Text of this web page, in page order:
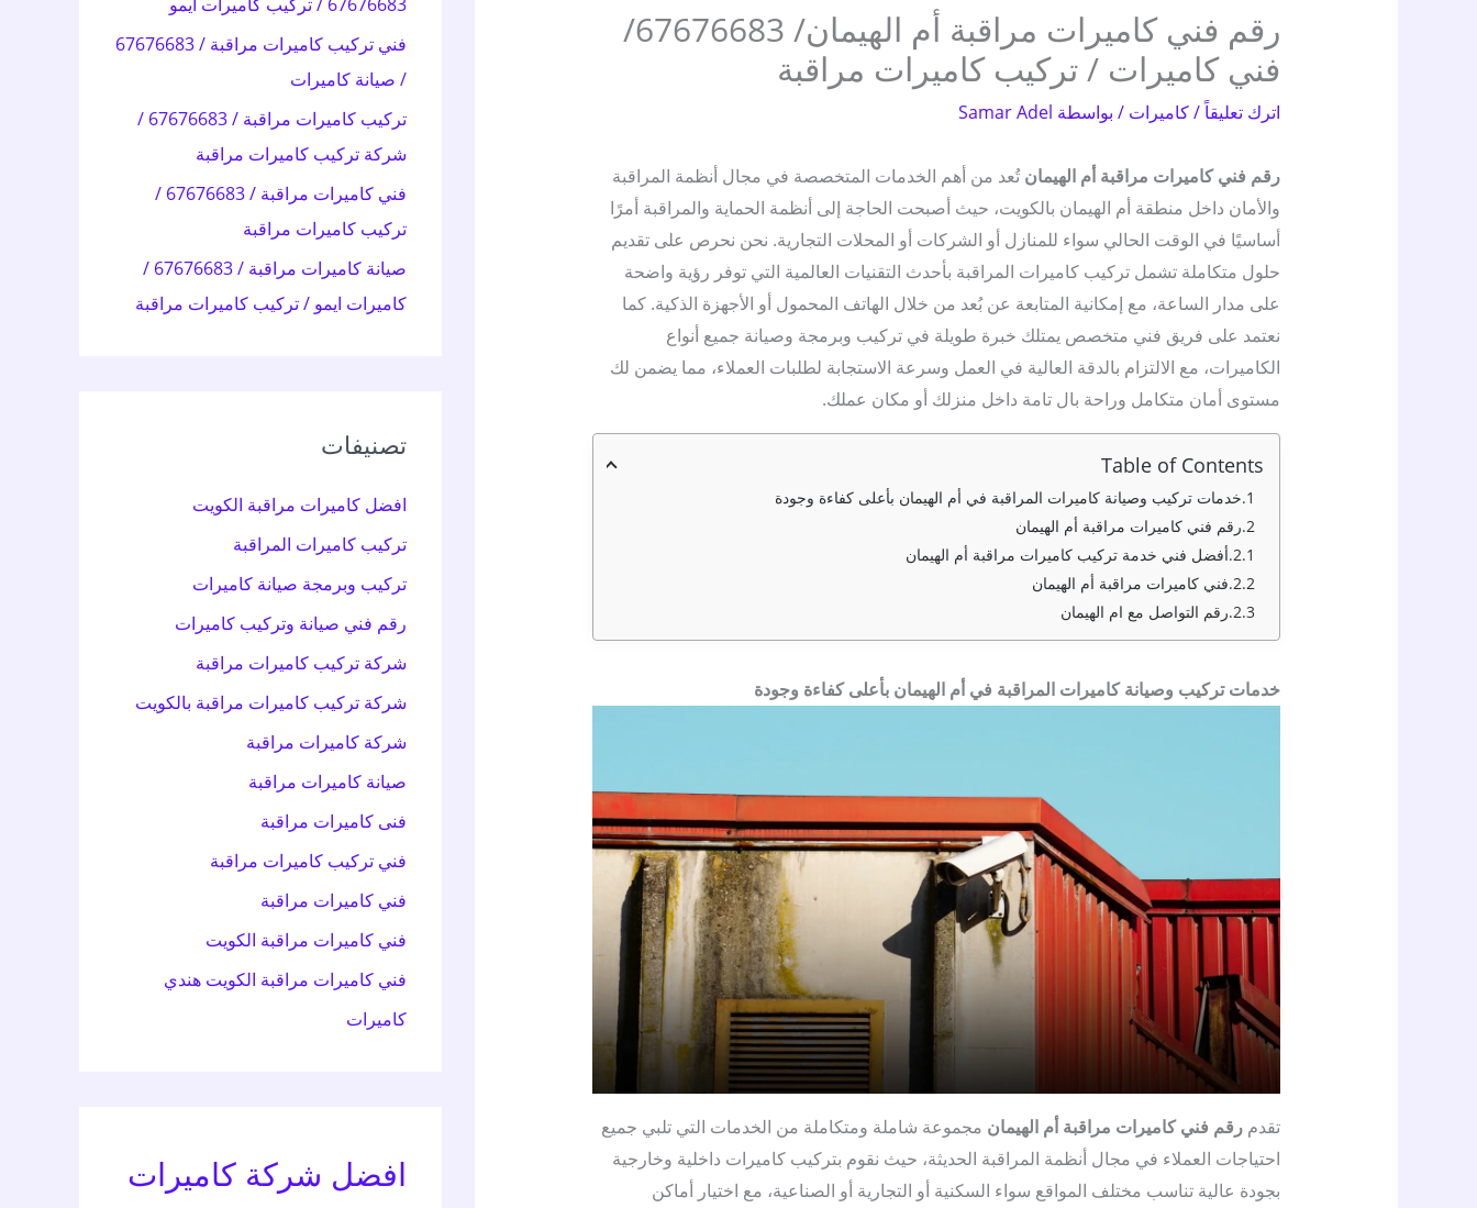
رقم فني كاميرات مراقبة أم الهيمان/ 67676683/
فني كاميرات / تركيب كاميرات مراقبة
اترك تعليقاً/كاميرات / بواسطة Samar Adel
رقم فني كاميرات مراقبة أم الهيمانتُعد من أهم الخدمات المتخصصة في مجال أنظمة المراقبة
والأمان داخل منطقة أم الهيمان بالكويت، حيث أصبحت الحاجة إلى أنظمة الحماية والمراقبة أمرًا
أساسيًا في الوقت الحالي سواء للمنازل أو الشركات أو المحلات التجارية. نحن نحرص على تقديم
حلول متكاملة تشمل تركيب كاميرات المراقبة بأحدث التقنيات العالمية التي توفر رؤية واضحة
على مدار الساعة، مع إمكانية المتابعة عن بُعد من خلال الهاتف المحمول أو الأجهزة الذكية. كما
نعتمد على فريق فني متخصص يمتلك خبرة طويلة في تركيب وبرمجة وصيانة جميع أنواع
الكاميرات، مع الالتزام بالدقة العالية في العمل وسرعة الاستجابة لطلبات العملاء، مما يضمن لك
مستوى أمان متكامل وراحة بال تامة داخل منزلك أو مكان عملك.
Table of Contents
خدمات تركيب وصيانة كاميرات المراقبة في أم الهيمان بأعلى كفاءة وجودة
رقم فني كاميرات مراقبة أم الهيمان
أفضل فني خدمة تركيب كاميرات مراقبة أم الهيمان
فني كاميرات مراقبة أم الهيمان
رقم التواصل مع ام الهيمان
خدمات تركيب وصيانة كاميرات المراقبة في أم الهيمان بأعلى كفاءة وجودة
تقدم رقم فني كاميرات مراقبة أم الهيمان مجموعة شاملة ومتكاملة من الخدمات التي تلبي جميع
احتياجات العملاء في مجال أنظمة المراقبة الحديثة، حيث نقوم بتركيب كاميرات داخلية وخارجية
بجودة عالية تناسب مختلف المواقع سواء السكنية أو التجارية أو الصناعية، مع اختيار أماكن
:67676683 / تركيب كاميرات ايمو
فني تركيب كاميرات مراقبة / 67676683
/ صيانة كاميرات
تركيب كاميرات مراقبة / 67676683 /
شركة تركيب كاميرات مراقبة
فني كاميرات مراقبة / 67676683 /
تركيب كاميرات مراقبة
صيانة كاميرات مراقبة / 67676683 /
كاميرات ايمو / تركيب كاميرات مراقبة
تصنيفات
افضل كاميرات مراقبة الكويت
تركيب كاميرات المراقبة
تركيب وبرمجة صيانة كاميرات
رقم فني صيانة وتركيب كاميرات
شركة تركيب كاميرات مراقبة
شركة تركيب كاميرات مراقبة بالكويت
شركة كاميرات مراقبة
صيانة كاميرات مراقبة
فنى كاميرات مراقبة
فني تركيب كاميرات مراقبة
فني كاميرات مراقبة
فني كاميرات مراقبة الكويت
فني كاميرات مراقبة الكويت هندي
كاميرات
افضل شركة كاميرات